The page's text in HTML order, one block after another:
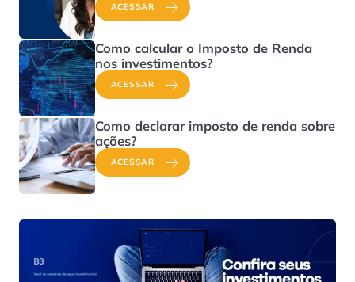
ACESSAR
Como calcular o Imposto de Renda
nos investimentos?
ACESSAR
Como declarar imposto de renda sobre
ações?
ACESSAR